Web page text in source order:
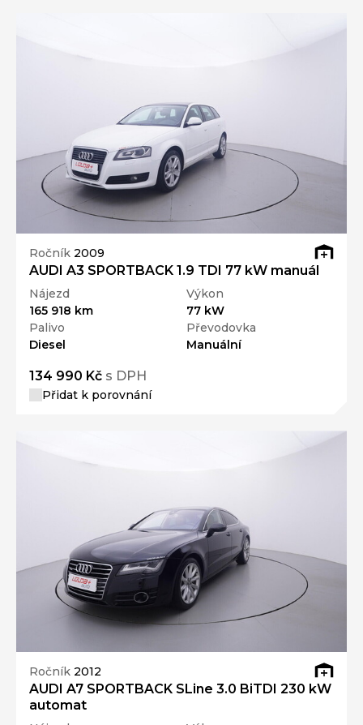
Ročník 2009
AUDI A3 SPORTBACK 1.9 TDI 77 kW manuál
Nájezd
165 918 km
Výkon
77 kW
Palivo
Diesel
Převodovka
Manuální
134 990 Kč s DPH
Přidat k porovnání
Ročník 2012
AUDI A7 SPORTBACK SLine 3.0 BiTDI 230 kW
automat